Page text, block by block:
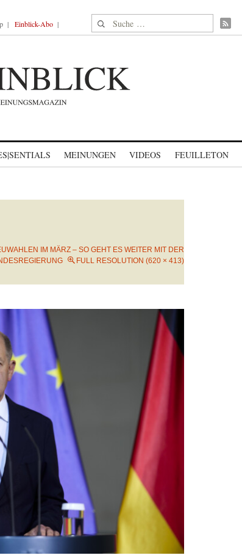
Einblick-Abo Suche nach:
MEINUNGEN VIDEOS FEUILLETON
IM MÄRZ – SO GEHT ES WEITER MIT DER
FULL RESOLUTION (620 × 413)